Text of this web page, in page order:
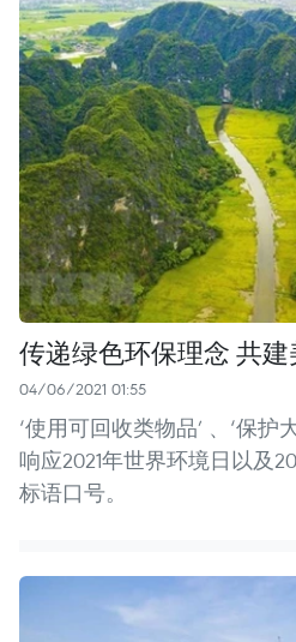
传递绿色环保理念 共
04/06/2021 01:55
‘使用可回收类物品’ 、‘保护
响应2021年世界环境日以及
标语口号。